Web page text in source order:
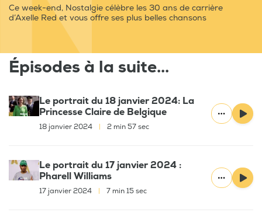
Ce week-end, Nostalgie célèbre les 30 ans de carrière
d’Axelle Red et vous offre ses plus belles chansons
Épisodes à la suite...
Le portrait du 18 janvier 2024: La
Princesse Claire de Belgique
18 janvier 2024 2 min 57 sec
Le portrait du 17 janvier 2024 :
Pharell Williams
17 janvier 2024 7 min 15 sec